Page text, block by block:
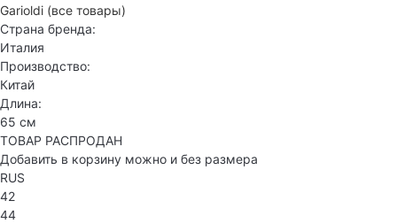
Garioldi (все товары)
Страна бренда:
Италия
Производство:
Китай
Длина:
65 см
ТОВАР РАСПРОДАН
Добавить в корзину можно и без размера
RUS
42
44